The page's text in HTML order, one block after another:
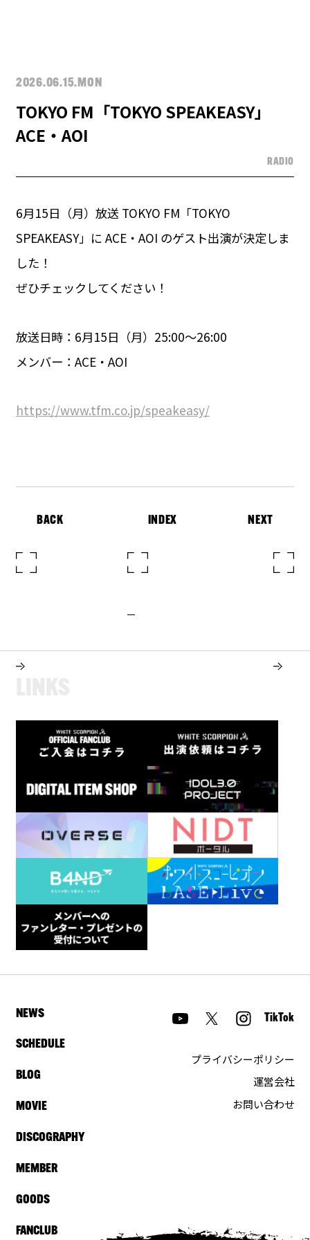
2026.06.15.MON
TOKYO FM「TOKYO SPEAKEASY」
ACE・AOI
RADIO
6月15日（月）放送 TOKYO FM「TOKYO
SPEAKEASY」に ACE・AOI のゲスト出演が決定しま
した！
ぜひチェックしてください！
放送日時：6月15日（月）25:00～26:00
メンバー：ACE・AOI
https://www.tfm.co.jp/speakeasy/
BACK INDEX NEXT
NEWS
SCHEDULE
BLOG
MOVIE
DISCOGRAPHY
MEMBER
GOODS
FANCLUB
TikTok
プライバシーポリシー
運営会社
お問い合わせ